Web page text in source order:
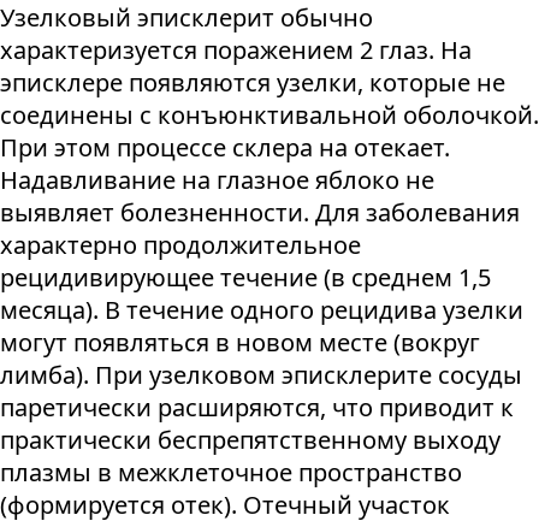
Узелковый эписклерит обычно
характеризуется поражением 2 глаз. На
эписклере появляются узелки, которые не
соединены с конъюнктивальной оболочкой.
При этом процессе склера на отекает.
Надавливание на глазное яблоко не
выявляет болезненности. Для заболевания
характерно продолжительное
рецидивирующее течение (в среднем 1,5
месяца). В течение одного рецидива узелки
могут появляться в новом месте (вокруг
лимба). При узелковом эписклерите сосуды
паретически расширяются, что приводит к
практически беспрепятственному выходу
плазмы в межклеточное пространство
(формируется отек). Отечный участок